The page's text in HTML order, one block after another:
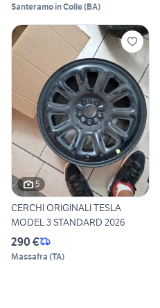
Santeramo in Colle(BA)
5
CERCHI ORIGINALI TESLA
MODEL 3 STANDARD 2026
290 €
Massafra (TA)